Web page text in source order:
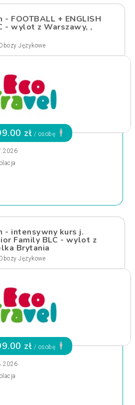
FOOTBALL + ENGLISH
- wylot z Warszawy, ,
Językowe
zł / osobę
- intensywny kurs j.
Family BLC - wylot z
Brytania
Językowe
zł / osobę